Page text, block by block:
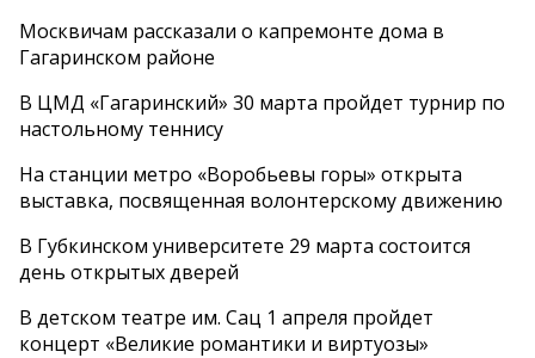
Москвичам рассказали о капремонте дома в
Гагаринском районе
В ЦМД «Гагаринский» 30 марта пройдет турнир по
настольному теннису
На станции метро «Воробьевы горы» открыта
выставка, посвященная волонтерскому движению
В Губкинском университете 29 марта состоится
день открытых дверей
В детском театре им. Сац 1 апреля пройдет
концерт «Великие романтики и виртуозы»